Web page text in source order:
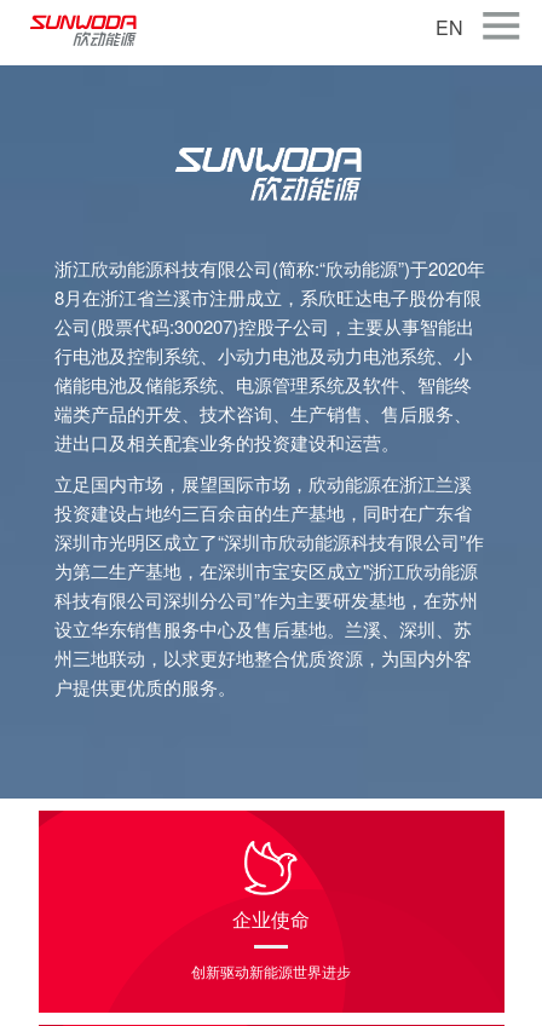
智能硬件
智慧储能
公司新闻
联系我们
加入我们
EN
浙江欣动能源科技有限公司(简称:“欣动能源”)于2020年
8月在浙江省兰溪市注册成立，系欣旺达电子股份有限
公司(股票代码:300207)控股子公司，主要从事智能出
行电池及控制系统、小动力电池及动力电池系统、小
储能电池及储能系统、电源管理系统及软件、智能终
端类产品的开发、技术咨询、生产销售、售后服务、
进出口及相关配套业务的投资建设和运营。
立足国内市场，展望国际市场，欣动能源在浙江兰溪
投资建设占地约三百余亩的生产基地，同时在广东省
深圳市光明区成立了“深圳市欣动能源科技有限公司”作
为第二生产基地，在深圳市宝安区成立"浙江欣动能源
科技有限公司深圳分公司”作为主要研发基地，在苏州
设立华东销售服务中心及售后基地。兰溪、深圳、苏
州三地联动，以求更好地整合优质资源，为国内外客
户提供更优质的服务。
企业使命
创新驱动新能源世界进步